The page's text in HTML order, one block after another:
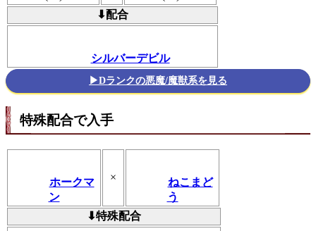
⬇配合
シルバーデビル
▶Dランクの悪魔/魔獣系を見る
特殊配合で入手
ホークマ
ン
×
ねこまど
う
⬇特殊配合